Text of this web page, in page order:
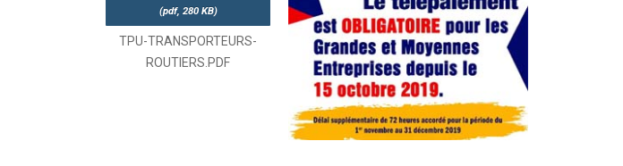
(pdf, 280 KB)
TPU-TRANSPORTEURS-
ROUTIERS.PDF